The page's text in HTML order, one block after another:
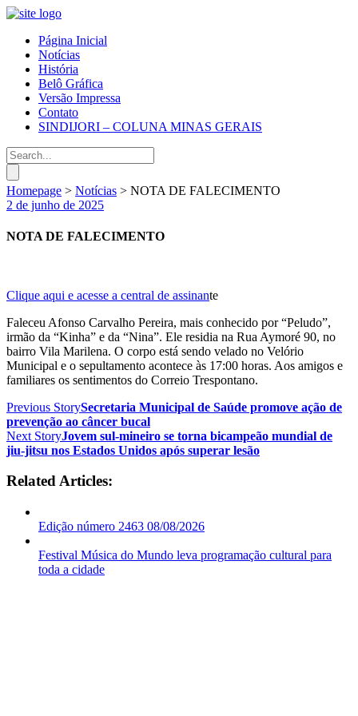
Página Inicial
Notícias
História
Belô Gráfica
Versão Impressa
Contato
SINDIJORI – COLUNA MINAS GERAIS
Homepage > Notícias > NOTA DE FALECIMENTO
2 de junho de 2025
NOTA DE FALECIMENTO
Clique aqui e acesse a central de assinante
Faleceu Afonso Carvalho Pereira, mais conhecido por “Peludo”,
irmão da “Kinha” e da “Nina”. Ele residia na Rua Aymoré 90, no
bairro Vila Marilena. O corpo está sendo velado no Velório
Municipal e o sepultamento acontece às 17:00 horas. Aos amigos e
familiares os sentimentos do Correio Trespontano.
Previous StorySecretaria Municipal de Saúde promove ação de
prevenção ao câncer bucal
Next StoryJovem sul-mineiro se torna bicampeão mundial de
jiu-jitsu nos Estados Unidos após superar lesão
Related Articles:
Edição número 2463 08/08/2026
Festival Música do Mundo leva programação cultural para
toda a cidade